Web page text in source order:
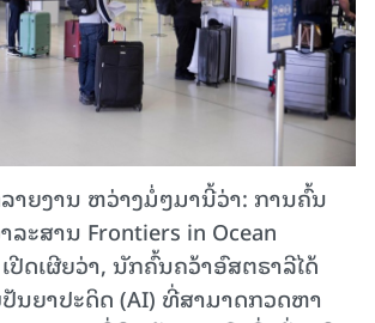
າຍງານ ຫວ່າງມໍ່ໆມານີ້ວ່າ: ການຄົ້ນ
ະສານ Frontiers in Ocean
ປີດເຜີຍວ່າ, ນັກຄົ້ນຄວ້າອົສຕຣາລີໄດ້
ນຍາປະດິດ (AI) ທີ່ສາມາດກວດຫາ